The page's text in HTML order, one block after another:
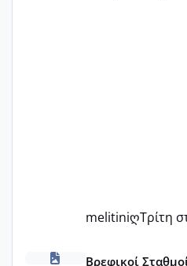
melitiniღΤρίτη
ΠΑΙΔΙΚΟΙ ΣΤΑΘΜΟΙ ΜΕ ΕΣΠΑ
Βρεφικοί